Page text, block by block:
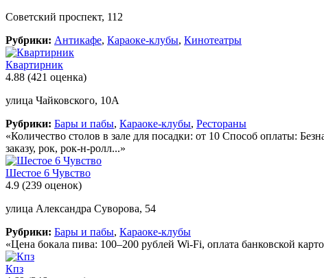
Советский проспект, 112
Рубрики: Антикафе, Караоке-клубы, Кинотеатры
Квартирник
4.88 (421 оценка)
улица Чайковского, 10А
Рубрики: Бары и пабы, Караоке-клубы, Рестораны
«Количество столов в зале для посадки: от 10 Способ оплаты:
заказу, рок, рок-н-ролл...»
Шестое 6 Чувство
4.9 (239 оценок)
улица Александра Суворова, 54
Рубрики: Бары и пабы, Караоке-клубы
«Цена бокала пива: 100–200 рублей Wi-Fi, оплата банковской
Кпз